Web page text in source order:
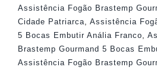
Assistência Fogão Brastemp
Cidade Patriarca, Assistência
5 Bocas Embutir Anália Franco,
Brastemp Gourmand 5 Bocas
Assistência Fogão Brastemp